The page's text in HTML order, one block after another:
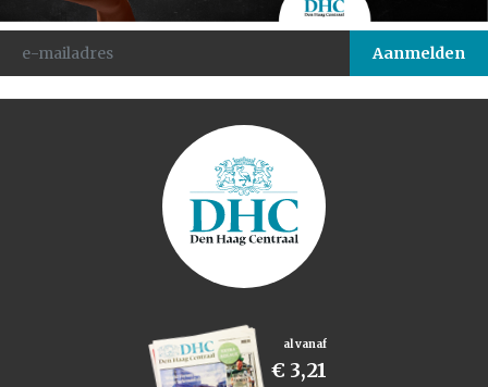
al vanaf
€ 3,21